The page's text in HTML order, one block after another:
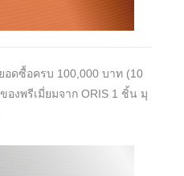
ดซื้อครบ 100,000 บาท (10
องพรีเมี่ยมจาก ORIS 1 ชิ้น มุ